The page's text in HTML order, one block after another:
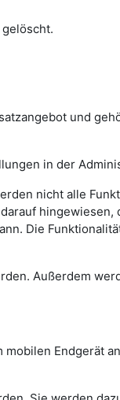
und
in der
nicht alle
hingewiesen,
Die
Außerdem
Endgerät